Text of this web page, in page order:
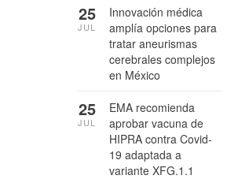
Innovación médica
amplía opciones para
tratar aneurismas
cerebrales complejos
en México
25
JUL
EMA recomienda
aprobar vacuna de
HIPRA contra Covid-
19 adaptada a
variante XFG.1.1
25
JUL